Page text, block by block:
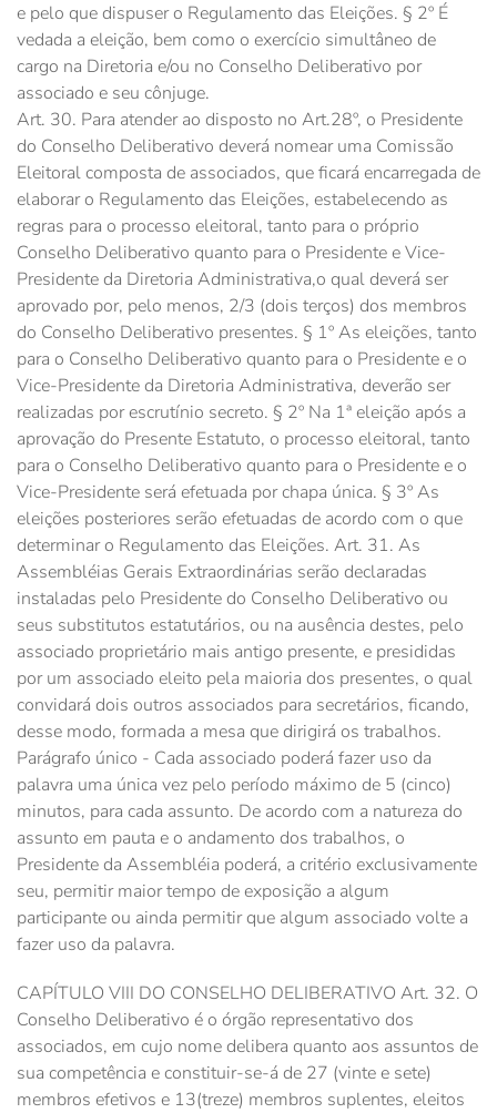
e pelo que dispuser o Regulamento das Eleições. § 2º É
vedada a eleição, bem como o exercício simultâneo de
cargo na Diretoria e/ou no Conselho Deliberativo por
associado e seu cônjuge.
Art. 30. Para atender ao disposto no Art.28º, o Presidente
do Conselho Deliberativo deverá nomear uma Comissão
Eleitoral composta de associados, que ficará encarregada de
elaborar o Regulamento das Eleições, estabelecendo as
regras para o processo eleitoral, tanto para o próprio
Conselho Deliberativo quanto para o Presidente e Vice-
Presidente da Diretoria Administrativa,o qual deverá ser
aprovado por, pelo menos, 2/3 (dois terços) dos membros
do Conselho Deliberativo presentes. § 1º As eleições, tanto
para o Conselho Deliberativo quanto para o Presidente e o
Vice-Presidente da Diretoria Administrativa, deverão ser
realizadas por escrutínio secreto. § 2º Na 1ª eleição após a
aprovação do Presente Estatuto, o processo eleitoral, tanto
para o Conselho Deliberativo quanto para o Presidente e o
Vice-Presidente será efetuada por chapa única. § 3º As
eleições posteriores serão efetuadas de acordo com o que
determinar o Regulamento das Eleições. Art. 31. As
Assembléias Gerais Extraordinárias serão declaradas
instaladas pelo Presidente do Conselho Deliberativo ou
seus substitutos estatutários, ou na ausência destes, pelo
associado proprietário mais antigo presente, e presididas
por um associado eleito pela maioria dos presentes, o qual
convidará dois outros associados para secretários, ficando,
desse modo, formada a mesa que dirigirá os trabalhos.
Parágrafo único - Cada associado poderá fazer uso da
palavra uma única vez pelo período máximo de 5 (cinco)
minutos, para cada assunto. De acordo com a natureza do
assunto em pauta e o andamento dos trabalhos, o
Presidente da Assembléia poderá, a critério exclusivamente
seu, permitir maior tempo de exposição a algum
participante ou ainda permitir que algum associado volte a
fazer uso da palavra.
CAPÍTULO VIII DO CONSELHO DELIBERATIVO Art. 32. O
Conselho Deliberativo é o órgão representativo dos
associados, em cujo nome delibera quanto aos assuntos de
sua competência e constituir-se-á de 27 (vinte e sete)
membros efetivos e 13(treze) membros suplentes, eleitos